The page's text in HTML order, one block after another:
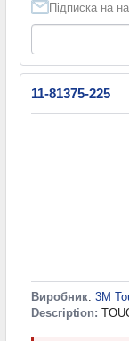
Підписка на
11-81375-225
Виробник: 3M
Description: